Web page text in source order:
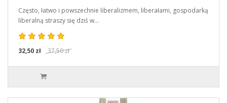
Często, łatwo i powszechnie liberalizmem, liberałami, gospodarką
liberalną straszy się dziś w…
32,50 zł 37,50 zł